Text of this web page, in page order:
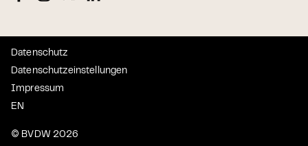
© BVDW 2026
Datenschutz
Datenschutzeinstellungen
Impressum
EN